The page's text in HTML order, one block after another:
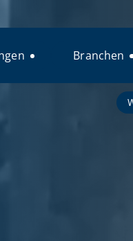
Branchen